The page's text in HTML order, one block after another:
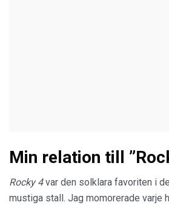
Min relation till
Rocky 4var den solklara favoriten i
mustiga stall. Jag momorerade varje